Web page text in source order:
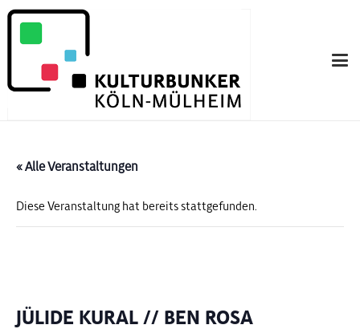
« Alle Veranstaltungen
Diese Veranstaltung hat bereits stattgefunden.
JÜLIDE KURAL // BEN ROSA